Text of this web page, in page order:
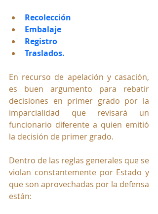
Recolección
Embalaje
Registro
Traslados.
En recurso de apelación y casación,
es buen argumento para rebatir
decisiones en primer grado por la
imparcialidad que revisará un
funcionario diferente a quien emitió
la decisión de primer grado.
Dentro de las reglas generales que se
violan constantemente por Estado y
que son aprovechadas por la defensa
están: